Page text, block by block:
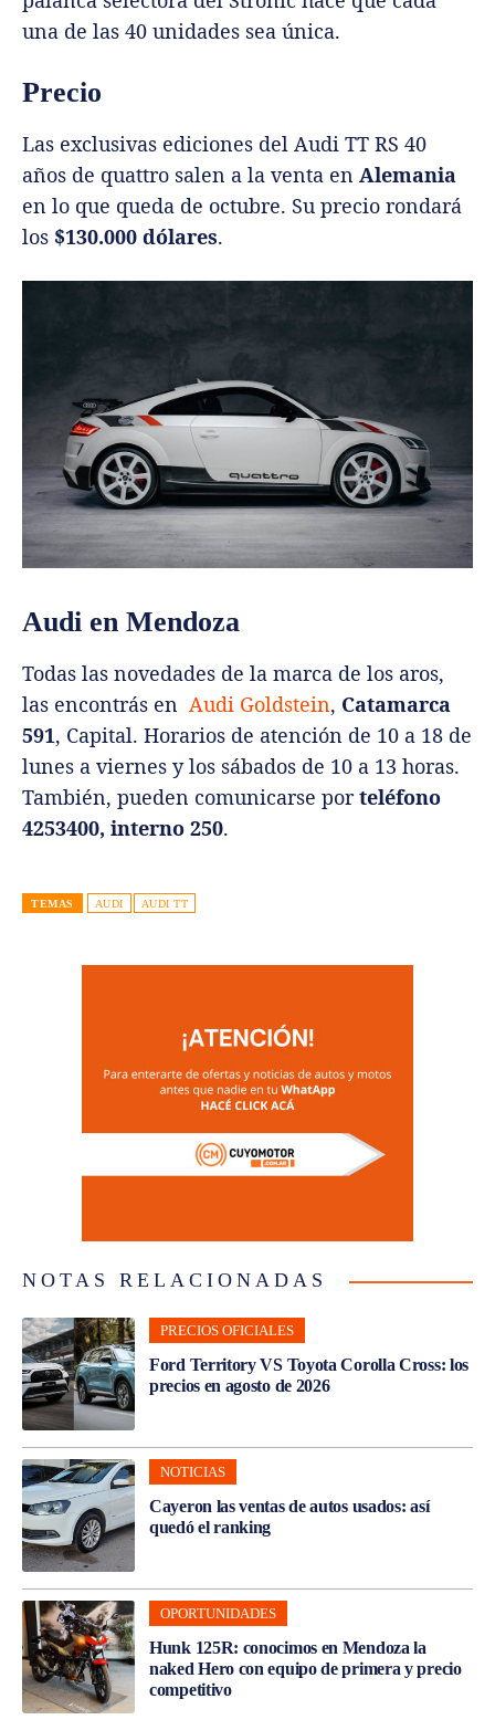
una de las 40 unidades sea única.
Precio
Las exclusivas ediciones del Audi TT RS 40
años de quattro salen a la venta en Alemania
en lo que queda de octubre. Su precio rondará
los $130.000 dólares.
Audi en Mendoza
Todas las novedades de la marca de los aros,
las encontrás en Audi Goldstein, Catamarca
591, Capital. Horarios de atención de 10 a 18 de
lunes a viernes y los sábados de 10 a 13 horas.
También, pueden comunicarse porteléfono
4253400, interno 250.
TEMAS AUDI AUDI TT
NOTAS RELACIONADAS
PRECIOS OFICIALES
Ford Territory VS Toyota Corolla Cross: los
precios en agosto de 2026
NOTICIAS
Cayeron las ventas de autos usados: así
quedó el ranking
OPORTUNIDADES
Hunk 125R: conocimos en Mendoza la
naked Hero con equipo de primera y precio
competitivo